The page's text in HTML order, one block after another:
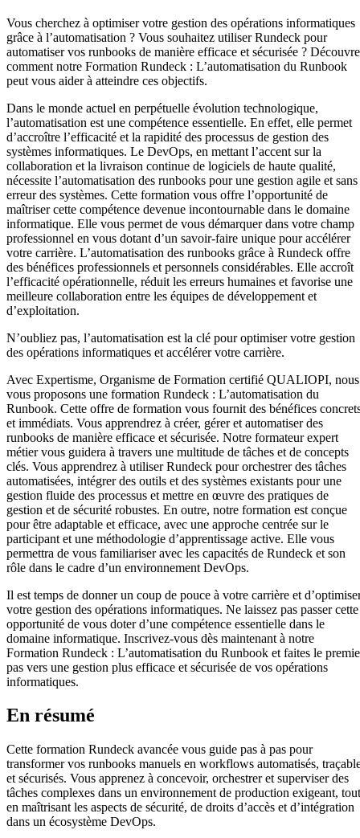
Vous cherchez à optimiser votre gestion des opérations informatiques
grâce à l’automatisation ? Vous souhaitez utiliser Rundeck pour
automatiser vos runbooks de manière efficace et sécurisée ?
comment notre Formation Rundeck : L’automatisation du Runbook
peut vous aider à atteindre ces objectifs.
Dans le monde actuel en perpétuelle évolution technologique,
l’automatisation est une compétence essentielle. En effet, elle permet
d’accroître l’efficacité et la rapidité des processus de gestion des
systèmes informatiques. Le DevOps, en mettant l’accent sur la
collaboration et la livraison continue de logiciels de haute qualité,
nécessite l’automatisation des runbooks pour une gestion agile et sans
erreur des systèmes. Cette formation vous offre l’opportunité de
maîtriser cette compétence devenue incontournable dans le domaine
informatique. Elle vous permet de vous démarquer dans votre champ
professionnel en vous dotant d’un savoir-faire unique pour accélérer
votre carrière. L’automatisation des runbooks grâce à Rundeck offre
des bénéfices professionnels et personnels considérables. Elle accroît
l’efficacité opérationnelle, réduit les erreurs humaines et favorise une
meilleure collaboration entre les équipes de développement et
d’exploitation.
N’oubliez pas, l’automatisation est la clé pour optimiser votre gestion
des opérations informatiques et accélérer votre carrière.
Avec Expertisme, Organisme de Formation certifié QUALIOPI, nous
vous proposons une formation Rundeck : L’automatisation du
Runbook. Cette offre de formation vous fournit des bénéfices
et immédiats. Vous apprendrez à créer, gérer et automatiser des
runbooks de manière efficace et sécurisée. Notre formateur expert
métier vous guidera à travers une multitude de tâches et de concepts
clés. Vous apprendrez à utiliser Rundeck pour orchestrer des tâches
automatisées, intégrer des outils et des systèmes existants pour une
gestion fluide des processus et mettre en œuvre des pratiques de
gestion et de sécurité robustes. En outre, notre formation est conçue
pour être adaptable et efficace, avec une approche centrée sur le
participant et une méthodologie d’apprentissage active. Elle vous
permettra de vous familiariser avec les capacités de Rundeck et son
rôle dans le cadre d’un environnement DevOps.
Il est temps de donner un coup de pouce à votre carrière et
votre gestion des opérations informatiques. Ne laissez pas passer cette
opportunité de vous doter d’une compétence essentielle dans le
domaine informatique. Inscrivez-vous dès maintenant à notre
Formation Rundeck : L’automatisation du Runbook et faites le
pas vers une gestion plus efficace et sécurisée de vos opérations
informatiques.
En résumé
Cette formation Rundeck avancée vous guide pas à pas pour
transformer vos runbooks manuels en workflows automatisés,
et sécurisés. Vous apprenez à concevoir, orchestrer et superviser des
tâches complexes dans un environnement de production exigeant, tout
en maîtrisant les aspects de sécurité, de droits d’accès et d’intégration
dans un écosystème DevOps.